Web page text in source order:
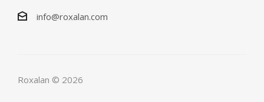
info@roxalan.com
Roxalan © 2026